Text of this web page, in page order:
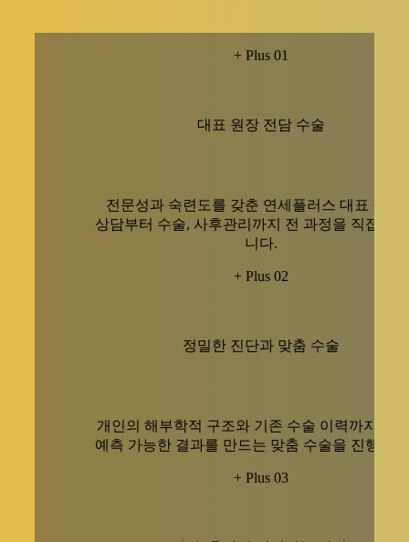
+ Plus 01
대표 원장 전담 수술
전문성과 숙련도를 갖춘 연세플러스 대표 원장
상담부터 수술, 사후관리까지 전 과정을 직접 책
니다.
+ Plus 02
정밀한 진단과 맞춤 수술
개인의 해부학적 구조와 기존 수술 이력까지 고
예측 가능한 결과를 만드는 맞춤 수술을 진행합
+ Plus 03